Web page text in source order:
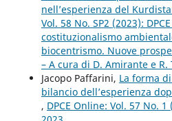
nell’esperienza del
Vol. 58 No. SP2 (2023):
costituzionalismo
biocentrismo. Nuove
– A cura di D. Amirante e R.
Jacopo Paffarini, La forma
bilancio dell’esperienza
, DPCE Online: Vol. 57 No. 1